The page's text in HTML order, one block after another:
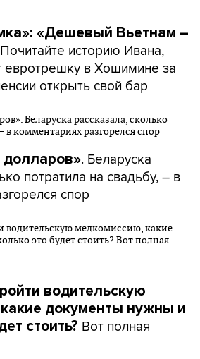
«Дешевый Вьетнам –
Почитайте историю Ивана,
евротрешку в Хошимине за
открыть свой бар
. Беларуска
потратила на свадьбу, – в
спор
водительскую
документы нужны и
стоить? Вот полная